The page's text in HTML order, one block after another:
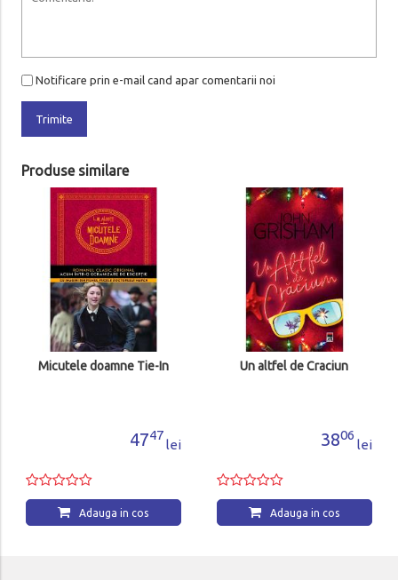
Notificare prin e-mail cand apar comentarii noi
Trimite
Produse similare
Micutele doamne Tie-In
4747
lei
Adauga in cos
Un altfel de Craciun
3806
lei
Adauga in cos